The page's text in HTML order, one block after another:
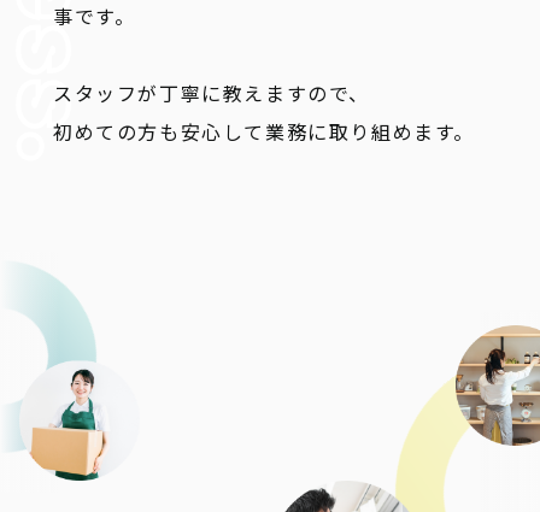
事です。
スタッフが丁寧に教えますので、
初めての方も安心して業務に取り組めます。